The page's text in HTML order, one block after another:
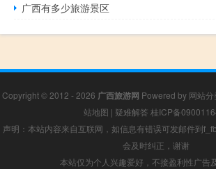
广西有多少旅游景区
Copyright © 2012 - 2026 广西旅游网 Powered by 网站
站地图 | 疑难解答 桂ICP备
声明：本站内容来自互联网，如信息有错误可发邮件到
会及时纠正，谢谢
本站仅为个人兴趣爱好，不接盈利性广告